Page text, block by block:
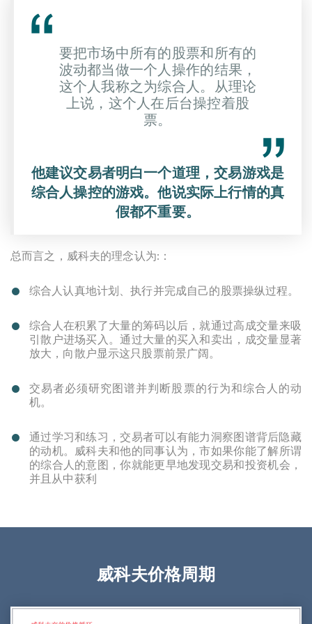
要把市场中所有的股票和所有的
波动都当做一个人操作的结果，
这个人我称之为综合人。从理论
上说，这个人在后台操控着股
票。
他建议交易者明白一个道理，交易游戏是
综合人操控的游戏。他说实际上行情的真
假都不重要。
总而言之，威科夫的理念认为:：
综合人认真地计划、执行并完成自己的股票操纵过程。
综合人在积累了大量的筹码以后，就通过高成交量来吸
引散户进场买入。通过大量的买入和卖出，成交量显著
放大，向散户显示这只股票前景广阔。
交易者必须研究图谱并判断股票的行为和综合人的动
机。
通过学习和练习，交易者可以有能力洞察图谱背后隐藏
的动机。威科夫和他的同事认为，市如果你能了解所谓
的综合人的意图，你就能更早地发现交易和投资机会，
并且从中获利
威科夫价格周期